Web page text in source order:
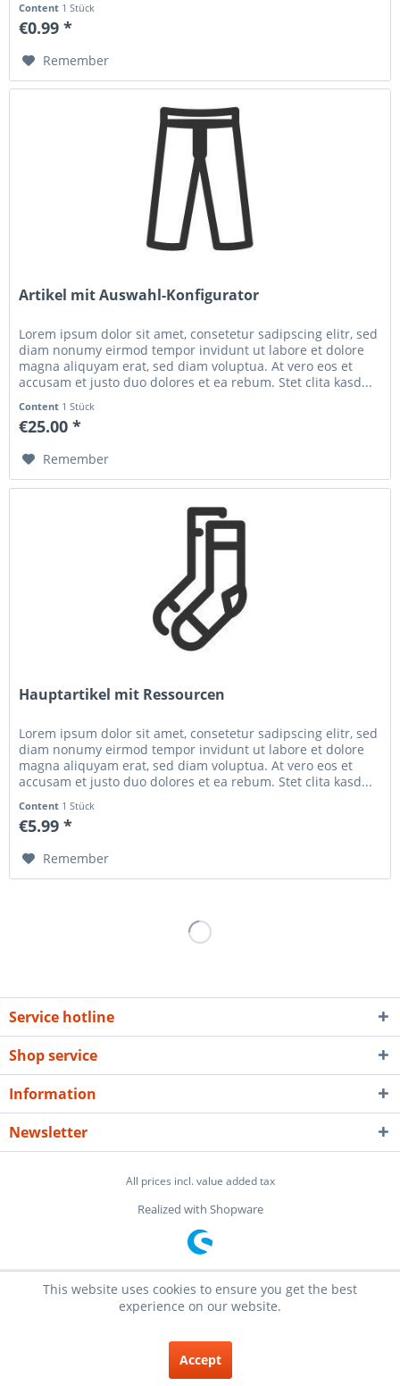
Content 1 Stück
€0.99 *
Remember
Artikel mit Auswahl-Konfigurator
Lorem ipsum dolor sit amet, consetetur sadipscing elitr, sed
diam nonumy eirmod tempor invidunt ut labore et dolore
magna aliquyam erat, sed diam voluptua. At vero eos et
accusam et justo duo dolores et ea rebum. Stet clita kasd...
Content 1 Stück
€25.00 *
Remember
Hauptartikel mit Ressourcen
Lorem ipsum dolor sit amet, consetetur sadipscing elitr, sed
diam nonumy eirmod tempor invidunt ut labore et dolore
magna aliquyam erat, sed diam voluptua. At vero eos et
accusam et justo duo dolores et ea rebum. Stet clita kasd...
Content 1 Stück
€5.99 *
Remember
Service hotline
Shop service
Information
Newsletter
All prices incl. value added tax
Realized with Shopware
This website uses cookies to ensure you get the best
experience on our website.
Accept